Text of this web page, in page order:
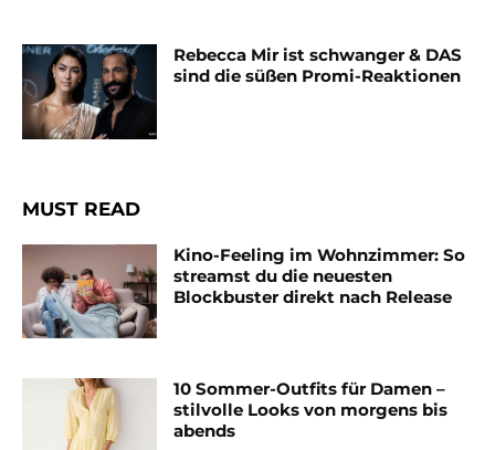
Rebecca Mir ist schwanger & DAS
sind die süßen Promi-Reaktionen
MUST READ
Kino-Feeling im Wohnzimmer: So
streamst du die neuesten
Blockbuster direkt nach Release
10 Sommer-Outfits für Damen –
stilvolle Looks von morgens bis
abends